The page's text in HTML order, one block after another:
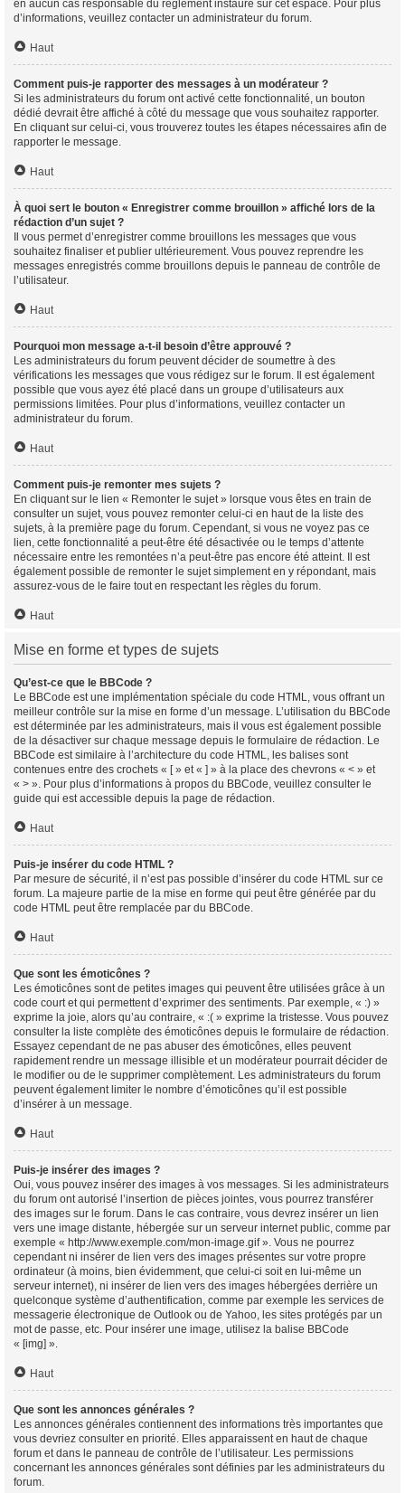
en aucun cas responsable du règlement instauré sur cet espace. Pour plus
d’informations, veuillez contacter un administrateur du forum.
Haut
Comment puis-je rapporter des messages à un modérateur ?
Si les administrateurs du forum ont activé cette fonctionnalité, un bouton
dédié devrait être affiché à côté du message que vous souhaitez rapporter.
En cliquant sur celui-ci, vous trouverez toutes les étapes nécessaires afin de
rapporter le message.
Haut
À quoi sert le bouton « Enregistrer comme brouillon » affiché lors de la
rédaction d’un sujet ?
Il vous permet d’enregistrer comme brouillons les messages que vous
souhaitez finaliser et publier ultérieurement. Vous pouvez reprendre les
messages enregistrés comme brouillons depuis le panneau de contrôle de
l’utilisateur.
Haut
Pourquoi mon message a-t-il besoin d’être approuvé ?
Les administrateurs du forum peuvent décider de soumettre à des
vérifications les messages que vous rédigez sur le forum. Il est également
possible que vous ayez été placé dans un groupe d’utilisateurs aux
permissions limitées. Pour plus d’informations, veuillez contacter un
administrateur du forum.
Haut
Comment puis-je remonter mes sujets ?
En cliquant sur le lien « Remonter le sujet » lorsque vous êtes en train de
consulter un sujet, vous pouvez remonter celui-ci en haut de la liste des
sujets, à la première page du forum. Cependant, si vous ne voyez pas ce
lien, cette fonctionnalité a peut-être été désactivée ou le temps d’attente
nécessaire entre les remontées n’a peut-être pas encore été atteint. Il est
également possible de remonter le sujet simplement en y répondant, mais
assurez-vous de le faire tout en respectant les règles du forum.
Haut
Mise en forme et types de sujets
Qu’est-ce que le BBCode ?
Le BBCode est une implémentation spéciale du code HTML, vous offrant un
meilleur contrôle sur la mise en forme d’un message. L’utilisation du BBCode
est déterminée par les administrateurs, mais il vous est également possible
de la désactiver sur chaque message depuis le formulaire de rédaction. Le
BBCode est similaire à l’architecture du code HTML, les balises sont
contenues entre des crochets « [ » et « ] » à la place des chevrons « < » et
« > ». Pour plus d’informations à propos du BBCode, veuillez consulter le
guide qui est accessible depuis la page de rédaction.
Haut
Puis-je insérer du code HTML ?
Par mesure de sécurité, il n’est pas possible d’insérer du code HTML sur ce
forum. La majeure partie de la mise en forme qui peut être générée par du
code HTML peut être remplacée par du BBCode.
Haut
Que sont les émoticônes ?
Les émoticônes sont de petites images qui peuvent être utilisées grâce à un
code court et qui permettent d’exprimer des sentiments. Par exemple, « :) »
exprime la joie, alors qu’au contraire, « :( » exprime la tristesse. Vous pouvez
consulter la liste complète des émoticônes depuis le formulaire de rédaction.
Essayez cependant de ne pas abuser des émoticônes, elles peuvent
rapidement rendre un message illisible et un modérateur pourrait décider de
le modifier ou de le supprimer complètement. Les administrateurs du forum
peuvent également limiter le nombre d’émoticônes qu’il est possible
d’insérer à un message.
Haut
Puis-je insérer des images ?
Oui, vous pouvez insérer des images à vos messages. Si les administrateurs
du forum ont autorisé l’insertion de pièces jointes, vous pourrez transférer
des images sur le forum. Dans le cas contraire, vous devrez insérer un lien
vers une image distante, hébergée sur un serveur internet public, comme par
exemple « http://www.exemple.com/mon-image.gif ». Vous ne pourrez
cependant ni insérer de lien vers des images présentes sur votre propre
ordinateur (à moins, bien évidemment, que celui-ci soit en lui-même un
serveur internet), ni insérer de lien vers des images hébergées derrière un
quelconque système d’authentification, comme par exemple les services de
messagerie électronique de Outlook ou de Yahoo, les sites protégés par un
mot de passe, etc. Pour insérer une image, utilisez la balise BBCode
« [img] ».
Haut
Que sont les annonces générales ?
Les annonces générales contiennent des informations très importantes que
vous devriez consulter en priorité. Elles apparaissent en haut de chaque
forum et dans le panneau de contrôle de l’utilisateur. Les permissions
concernant les annonces générales sont définies par les administrateurs du
forum.